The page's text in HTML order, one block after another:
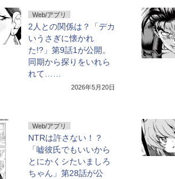
Web/アプリ
2人との関係は？「デカ
いうさぎに懐かれ
た!?」第9話1が公開。
同期から探りをいれら
れて……
2026年5月20日
Web/アプリ
NTRは許さない！？
「嘘彼氏でもいいから
とにかくシたいましろ
ちゃん」第28話が公